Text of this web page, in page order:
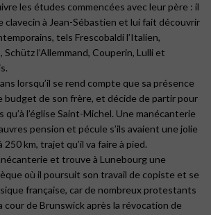
les études commencées avec leur père : il
clavecin à Jean-Sébastien et lui fait découvrir
tels Frescobaldi l’Italien,
l’Allemmand, Couperin, Lulli et
lorsqu’il se rend compte que sa présence
budget de son frère, et décide de partir pour
qu’à l’église Saint-Michel. Une manécanterie
pension et pécule s’ils avaient une jolie
km, trajet qu’il va faire à pied.
et trouve à Lunebourg une
où il poursuit son travail de copiste et se
française, car de nombreux protestants
cour de Brunswick après la révocation de